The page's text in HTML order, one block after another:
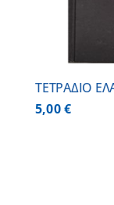
ΤΕΤΡΑΔΙΟ
5,00€